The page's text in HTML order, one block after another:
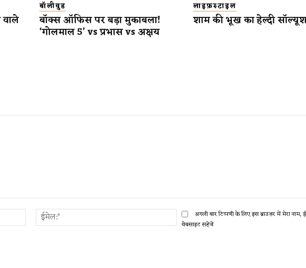
वाले
बॉलीवुड
बॉक्स ऑफिस पर बड़ा मुकाबला!
‘गोलमाल 5’ vs प्रभास vs अक्षय
लाइफ़स्टाइल
शाम की भूख का हेल्दी
नाम:*
ईमेल:*अगली बार टिप्पणी के लिए इस ब्राउज़र में मेरा
वेबसाइट सहेजें